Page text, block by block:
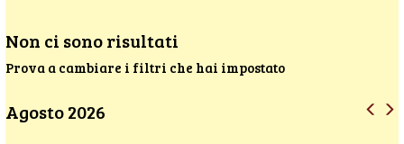
Non ci sono risultati
Prova a cambiare i filtri che hai impostato
Agosto 2026